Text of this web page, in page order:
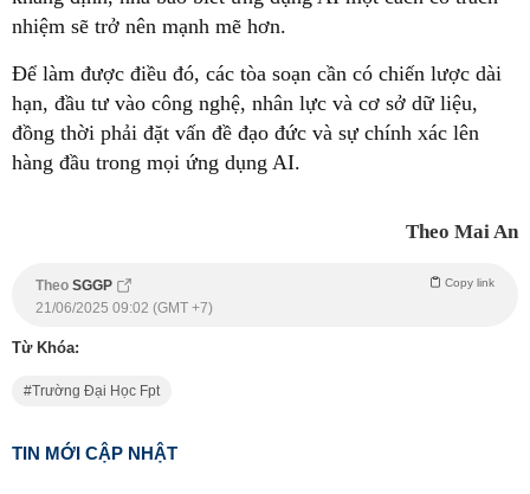
nhiệm sẽ trở nên mạnh mẽ hơn.
Để làm được điều đó, các tòa soạn cần có chiến lược dài
hạn, đầu tư vào công nghệ, nhân lực và cơ sở dữ liệu,
đồng thời phải đặt vấn đề đạo đức và sự chính xác lên
hàng đầu trong mọi ứng dụng AI.
Theo Mai An
Theo SGGP Copy link
21/06/2025 09:02 (GMT +7)
Từ Khóa:
Trường Đại Học Fpt
TIN MỚI CẬP NHẬT